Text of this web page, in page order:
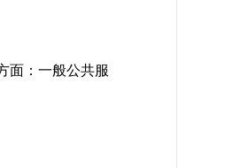
面：一般公共服